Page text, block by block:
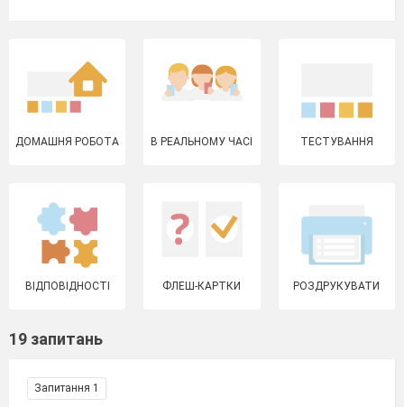
ДОМАШНЯ РОБОТА В РЕАЛЬНОМУ ЧАСІ ТЕСТУВАННЯ
ВІДПОВІДНОСТІ ФЛЕШ-КАРТКИ РОЗДРУКУВАТИ
19 запитань
Запитання 1